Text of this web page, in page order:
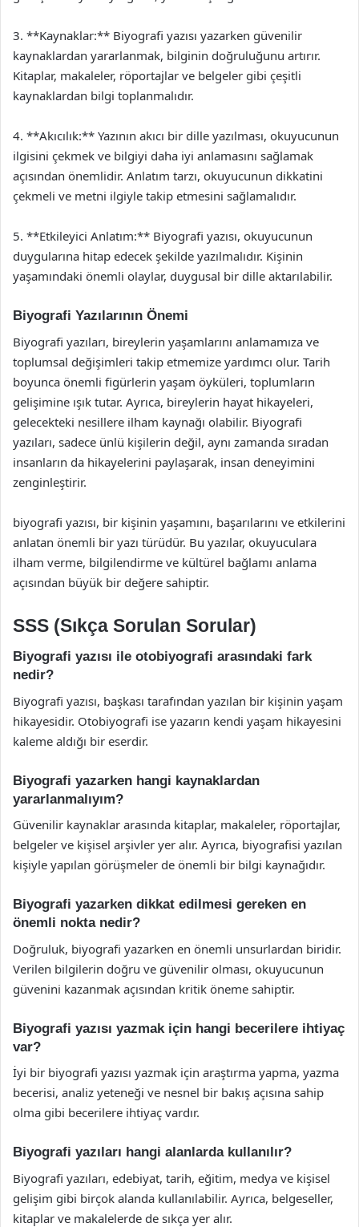
3. **Kaynaklar:** Biyografi yazısı yazarken güvenilir
kaynaklardan yararlanmak, bilginin doğruluğunu artırır.
Kitaplar, makaleler, röportajlar ve belgeler gibi çeşitli
kaynaklardan bilgi toplanmalıdır.
4. **Akıcılık:** Yazının akıcı bir dille yazılması, okuyucunun
ilgisini çekmek ve bilgiyi daha iyi anlamasını sağlamak
açısından önemlidir. Anlatım tarzı, okuyucunun dikkatini
çekmeli ve metni ilgiyle takip etmesini sağlamalıdır.
5. **Etkileyici Anlatım:** Biyografi yazısı, okuyucunun
duygularına hitap edecek şekilde yazılmalıdır. Kişinin
yaşamındaki önemli olaylar, duygusal bir dille aktarılabilir.
Biyografi Yazılarının Önemi
Biyografi yazıları, bireylerin yaşamlarını anlamamıza ve
toplumsal değişimleri takip etmemize yardımcı olur. Tarih
boyunca önemli figürlerin yaşam öyküleri, toplumların
gelişimine ışık tutar. Ayrıca, bireylerin hayat hikayeleri,
gelecekteki nesillere ilham kaynağı olabilir. Biyografi
yazıları, sadece ünlü kişilerin değil, aynı zamanda sıradan
insanların da hikayelerini paylaşarak, insan deneyimini
zenginleştirir.
biyografi yazısı, bir kişinin yaşamını, başarılarını ve etkilerini
anlatan önemli bir yazı türüdür. Bu yazılar, okuyuculara
ilham verme, bilgilendirme ve kültürel bağlamı anlama
açısından büyük bir değere sahiptir.
SSS (Sıkça Sorulan Sorular)
Biyografi yazısı ile otobiyografi arasındaki fark
nedir?
Biyografi yazısı, başkası tarafından yazılan bir kişinin yaşam
hikayesidir. Otobiyografi ise yazarın kendi yaşam hikayesini
kaleme aldığı bir eserdir.
Biyografi yazarken hangi kaynaklardan
yararlanmalıyım?
Güvenilir kaynaklar arasında kitaplar, makaleler, röportajlar,
belgeler ve kişisel arşivler yer alır. Ayrıca, biyografisi yazılan
kişiyle yapılan görüşmeler de önemli bir bilgi kaynağıdır.
Biyografi yazarken dikkat edilmesi gereken en
önemli nokta nedir?
Doğruluk, biyografi yazarken en önemli unsurlardan biridir.
Verilen bilgilerin doğru ve güvenilir olması, okuyucunun
güvenini kazanmak açısından kritik öneme sahiptir.
Biyografi yazısı yazmak için hangi becerilere ihtiyaç
var?
İyi bir biyografi yazısı yazmak için araştırma yapma, yazma
becerisi, analiz yeteneği ve nesnel bir bakış açısına sahip
olma gibi becerilere ihtiyaç vardır.
Biyografi yazıları hangi alanlarda kullanılır?
Biyografi yazıları, edebiyat, tarih, eğitim, medya ve kişisel
gelişim gibi birçok alanda kullanılabilir. Ayrıca, belgeseller,
kitaplar ve makalelerde de sıkça yer alır.